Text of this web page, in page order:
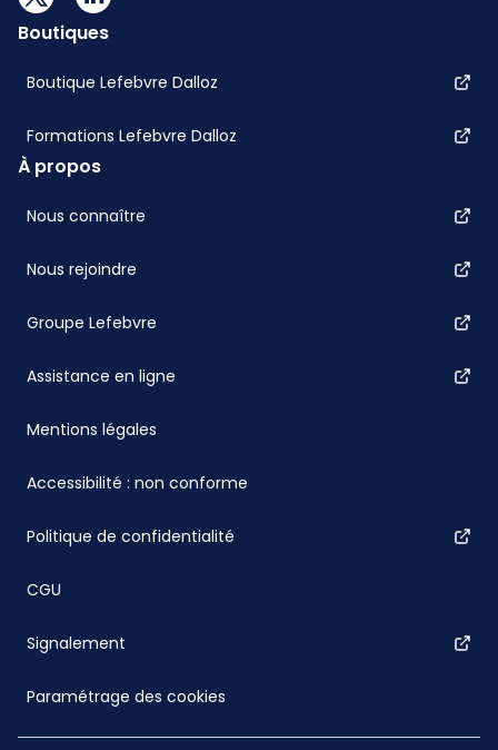
Boutiques
Boutique Lefebvre Dalloz
Formations Lefebvre Dalloz
À propos
Nous connaître
Nous rejoindre
Groupe Lefebvre
Assistance en ligne
Mentions légales
Accessibilité : non conforme
Politique de confidentialité
CGU
Signalement
Paramétrage des cookies